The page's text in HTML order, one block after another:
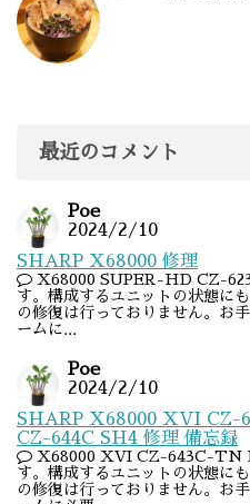
最近のコメント
Poe
2024/2/10
SHARP X68000 修理
X68000 SUPER-HD CZ-
す。構成するユニットの状態に
の修復は行っておりません。お
ームに...
Poe
2024/2/10
SHARP X68000 XVI
CZ-644C SH4 修理 備忘録
X68000 XVI CZ-643C-TN
す。構成するユニットの状態に
の修復は行っておりません。お